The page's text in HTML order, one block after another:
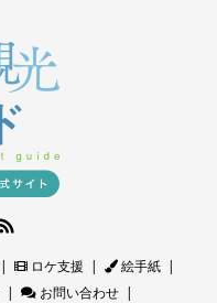
ロケ支援
絵手紙
お問い合わせ